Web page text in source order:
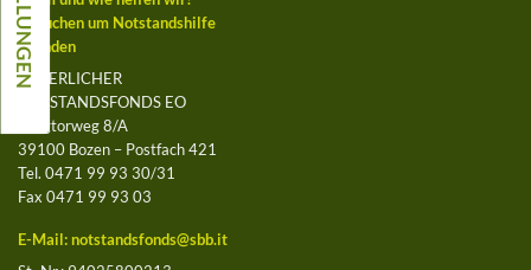
Ansuchen um Notstandshilfe
Spenden
BÄUERLICHER
NOTSTANDSFONDS EO
Leegtorweg 8/A
39100 Bozen – Postfach 421
Tel. 0471 99 93 30/31
Fax 0471 99 93 03
E-Mail: notstandsfonds@sbb.it